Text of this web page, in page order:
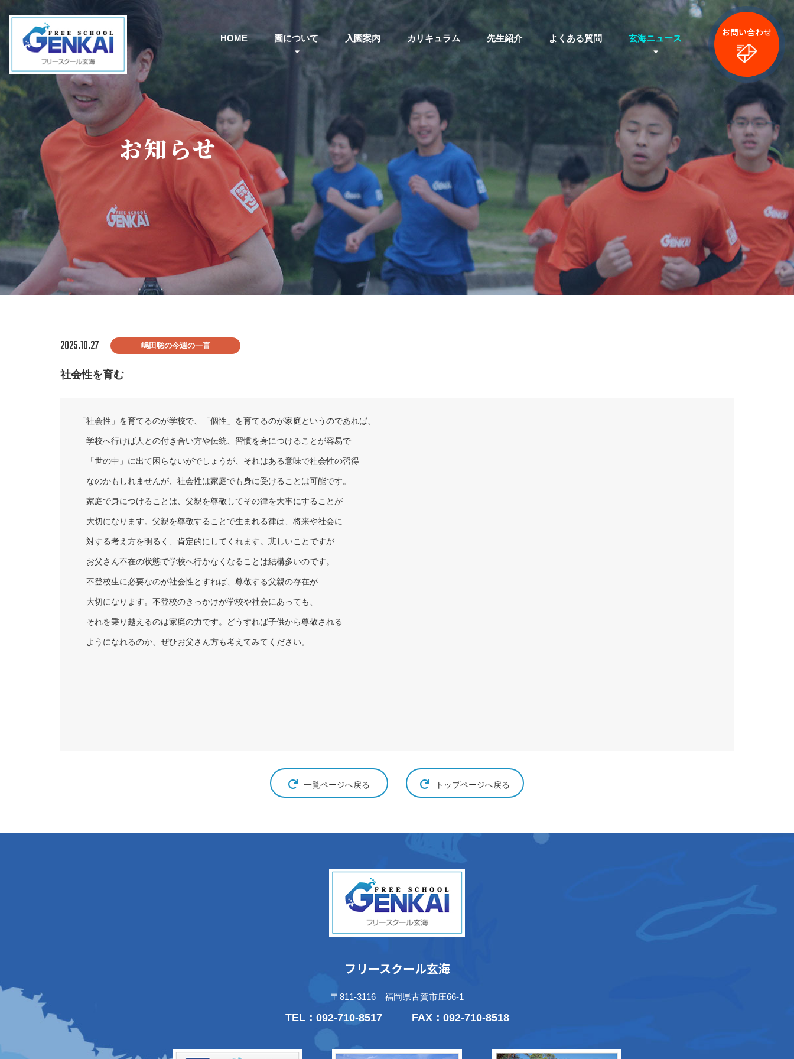
HOME 園について 入園案内 カリキュラム 先生紹介 よくある質問 玄海ニュース
お問い合わせ
お知らせ
2025.10.27 嶋田聡の今週の一言
社会性を育む
「社会性」を育てるのが学校で、「個性」を育てるのが家庭というのであれば、
学校へ行けば人との付き合い方や伝統、習慣を身につけることが容易で
「世の中」に出て困らないがでしょうが、それはある意味で社会性の習得
なのかもしれませんが、社会性は家庭でも身に受けることは可能です。
家庭で身につけることは、父親を尊敬してその律を大事にすることが
大切になります。父親を尊敬することで生まれる律は、将来や社会に
対する考え方を明るく、肯定的にしてくれます。悲しいことですが
お父さん不在の状態で学校へ行かなくなることは結構多いのです。
不登校生に必要なのが社会性とすれば、尊敬する父親の存在が
大切になります。不登校のきっかけが学校や社会にあっても、
それを乗り越えるのは家庭の力です。どうすれば子供から尊敬される
ようになれるのか、ぜひお父さん方も考えてみてください。
一覧ページへ戻る トップページへ戻る
フリースクール玄海
〒811-3116 福岡県古賀市庄66-1
TEL： 092-710-8517 FAX：092-710-8518